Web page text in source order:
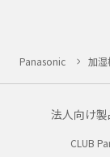
Panasonic 加湿
法人向け
CLUB